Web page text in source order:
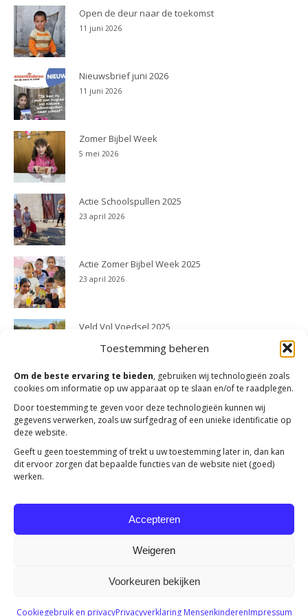
Toestemming beheren
Om de beste ervaring te bieden, gebruiken wij technologieën zoals
cookies om informatie op uw apparaat op te slaan en/of te raadplegen.
Door toestemming te geven voor deze technologieën kunnen wij
gegevens verwerken, zoals uw surfgedrag of een unieke identificatie op
deze website.
Geeft u geen toestemming of trekt u uw toestemming later in, dan kan
dit ervoor zorgen dat bepaalde functies van de website niet (goed)
werken.
Accepteren
Weigeren
Voorkeuren bekijken
Cookiegebruik en privacyPrivacyverklaring MensenkinderenImpressum
Open de deur naar de toekomst
11 juni 2026
Nieuwsbrief juni 2026
11 juni 2026
Zomer Bijbel Week
5 mei 2026
Actie Schoolspullen 2025
23 april 2026
Actie Zomer Bijbel Week 2025
23 april 2026
Veld Vol Voedsel 2025